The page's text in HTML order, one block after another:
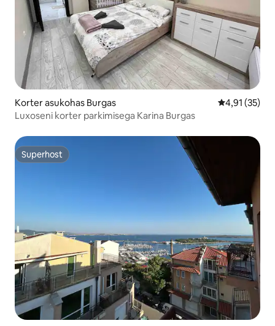
Korter asukohas Burgas Keskmine
4,91 (35)
Luxoseni korter parkimisega Karina Burgas
Superhost
Superhost